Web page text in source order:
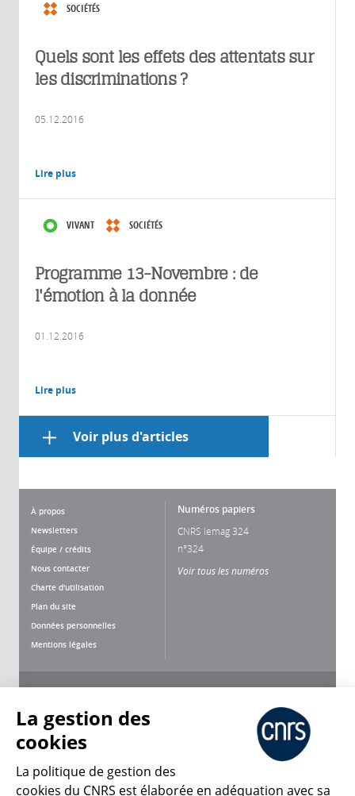
Jérusalem.
SOCIÉTÉS
Quels sont les effets des attentats sur
les discriminations ?
05.12.2016
Lire plus
VIVANT SOCIÉTÉS
Programme 13-Novembre : de
l'émotion à la donnée
01.12.2016
Lire plus
Voir plus d'articles
À propos
Newsletters
Équipe / crédits
Nous contacter
Charte d'utilisation
Plan du site
Données personnelles
Mentions légales
Numéros papiers
CNRS lemag 324
n°324
Voir tous les numéros
La gestion des
cookies
La politique de gestion des
cookies du CNRS est élaborée en adéquation avec sa